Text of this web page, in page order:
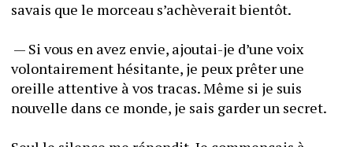
— Si vous en avez envie, ajoutai-je d’une voix
volontairement hésitante, je peux prêter une
oreille attentive à vos tracas. Même si je suis